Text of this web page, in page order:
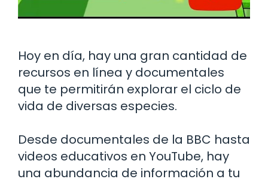
Hoy en día, hay una gran cantidad de
recursos en línea y documentales
que te permitirán explorar el ciclo de
vida de diversas especies.
Desde documentales de la BBC hasta
videos educativos en YouTube, hay
una abundancia de información a tu